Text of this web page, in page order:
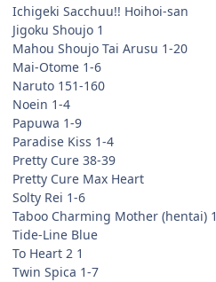
Ichigeki Sacchuu!! Hoihoi-san
Jigoku Shoujo 1
Mahou Shoujo Tai Arusu 1-20
Mai-Otome 1-6
Naruto 151-160
Noein 1-4
Papuwa 1-9
Paradise Kiss 1-4
Pretty Cure 38-39
Pretty Cure Max Heart
Solty Rei 1-6
Taboo Charming Mother (hentai) 1
Tide-Line Blue
To Heart 2 1
Twin Spica 1-7